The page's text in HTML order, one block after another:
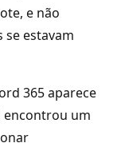
e não
estavam
365 aparece
encontrou um